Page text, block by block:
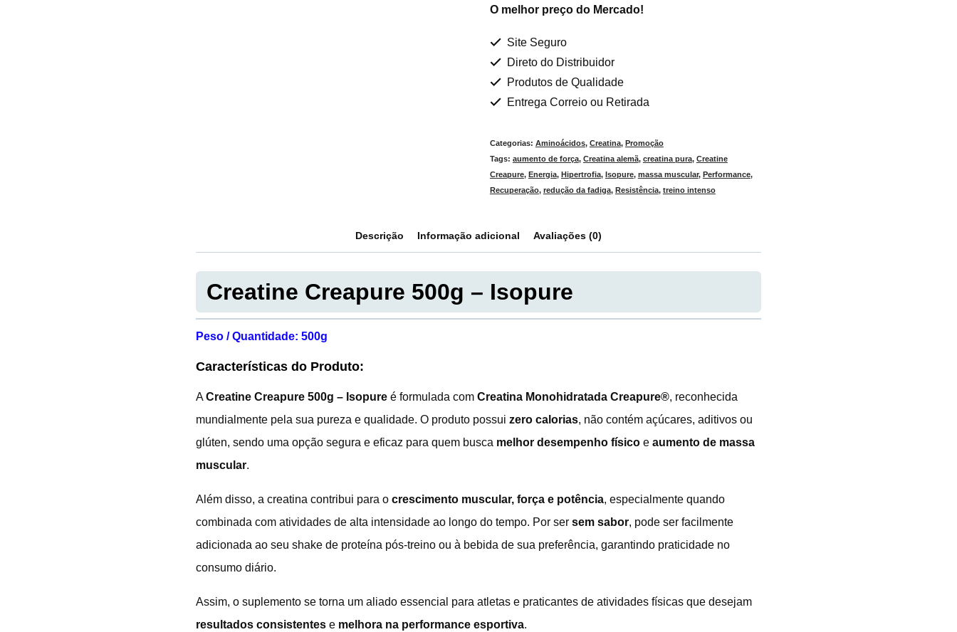
O melhor preço do Mercado!
Site Seguro
Direto do Distribuidor
Produtos de Qualidade
Entrega Correio ou Retirada
Categorias: Aminoácidos, Creatina, Promoção
Tags: aumento de força, Creatina alemã, creatina pura, Creatine
Creapure, Energia, Hipertrofia, Isopure, massa muscular, Performance,
Recuperação, redução da fadiga, Resistência, treino intenso
Descrição Informação adicional Avaliações (0)
Creatine Creapure 500g – Isopure
Peso / Quantidade: 500g
Características do Produto:
ACreatine Creapure 500g – Isopure é formulada com Creatina Monohidratada Creapure®, reconhecida
mundialmente pela sua pureza e qualidade. O produto possui zero calorias, não contém açúcares, aditivos ou
glúten, sendo uma opção segura e eficaz para quem busca melhor desempenho físico e aumento de massa
muscular.
Além disso, a creatina contribui para o crescimento muscular, força e potência, especialmente quando
combinada com atividades de alta intensidade ao longo do tempo. Por ser sem sabor, pode ser facilmente
adicionada ao seu shake de proteína pós-treino ou à bebida de sua preferência, garantindo praticidade no
consumo diário.
Assim, o suplemento se torna um aliado essencial para atletas e praticantes de atividades físicas que desejam
resultados consistentes e melhora na performance esportiva.